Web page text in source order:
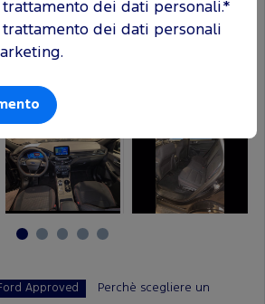
Approved Perchè scegliere un
trattamento dei dati personali.*
trattamento dei dati personali